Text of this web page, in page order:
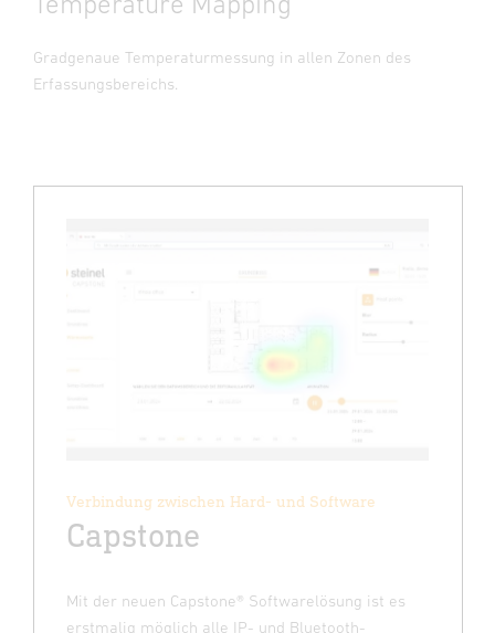
Gradgenaue Temperaturmessung in allen Zonen des
Erfassungsbereichs.
Verbindung zwischen Hard- und Software
Capstone
Mit der neuen Capstone® Softwarelösung ist es
erstmalig möglich alle IP- und Bluetooth-